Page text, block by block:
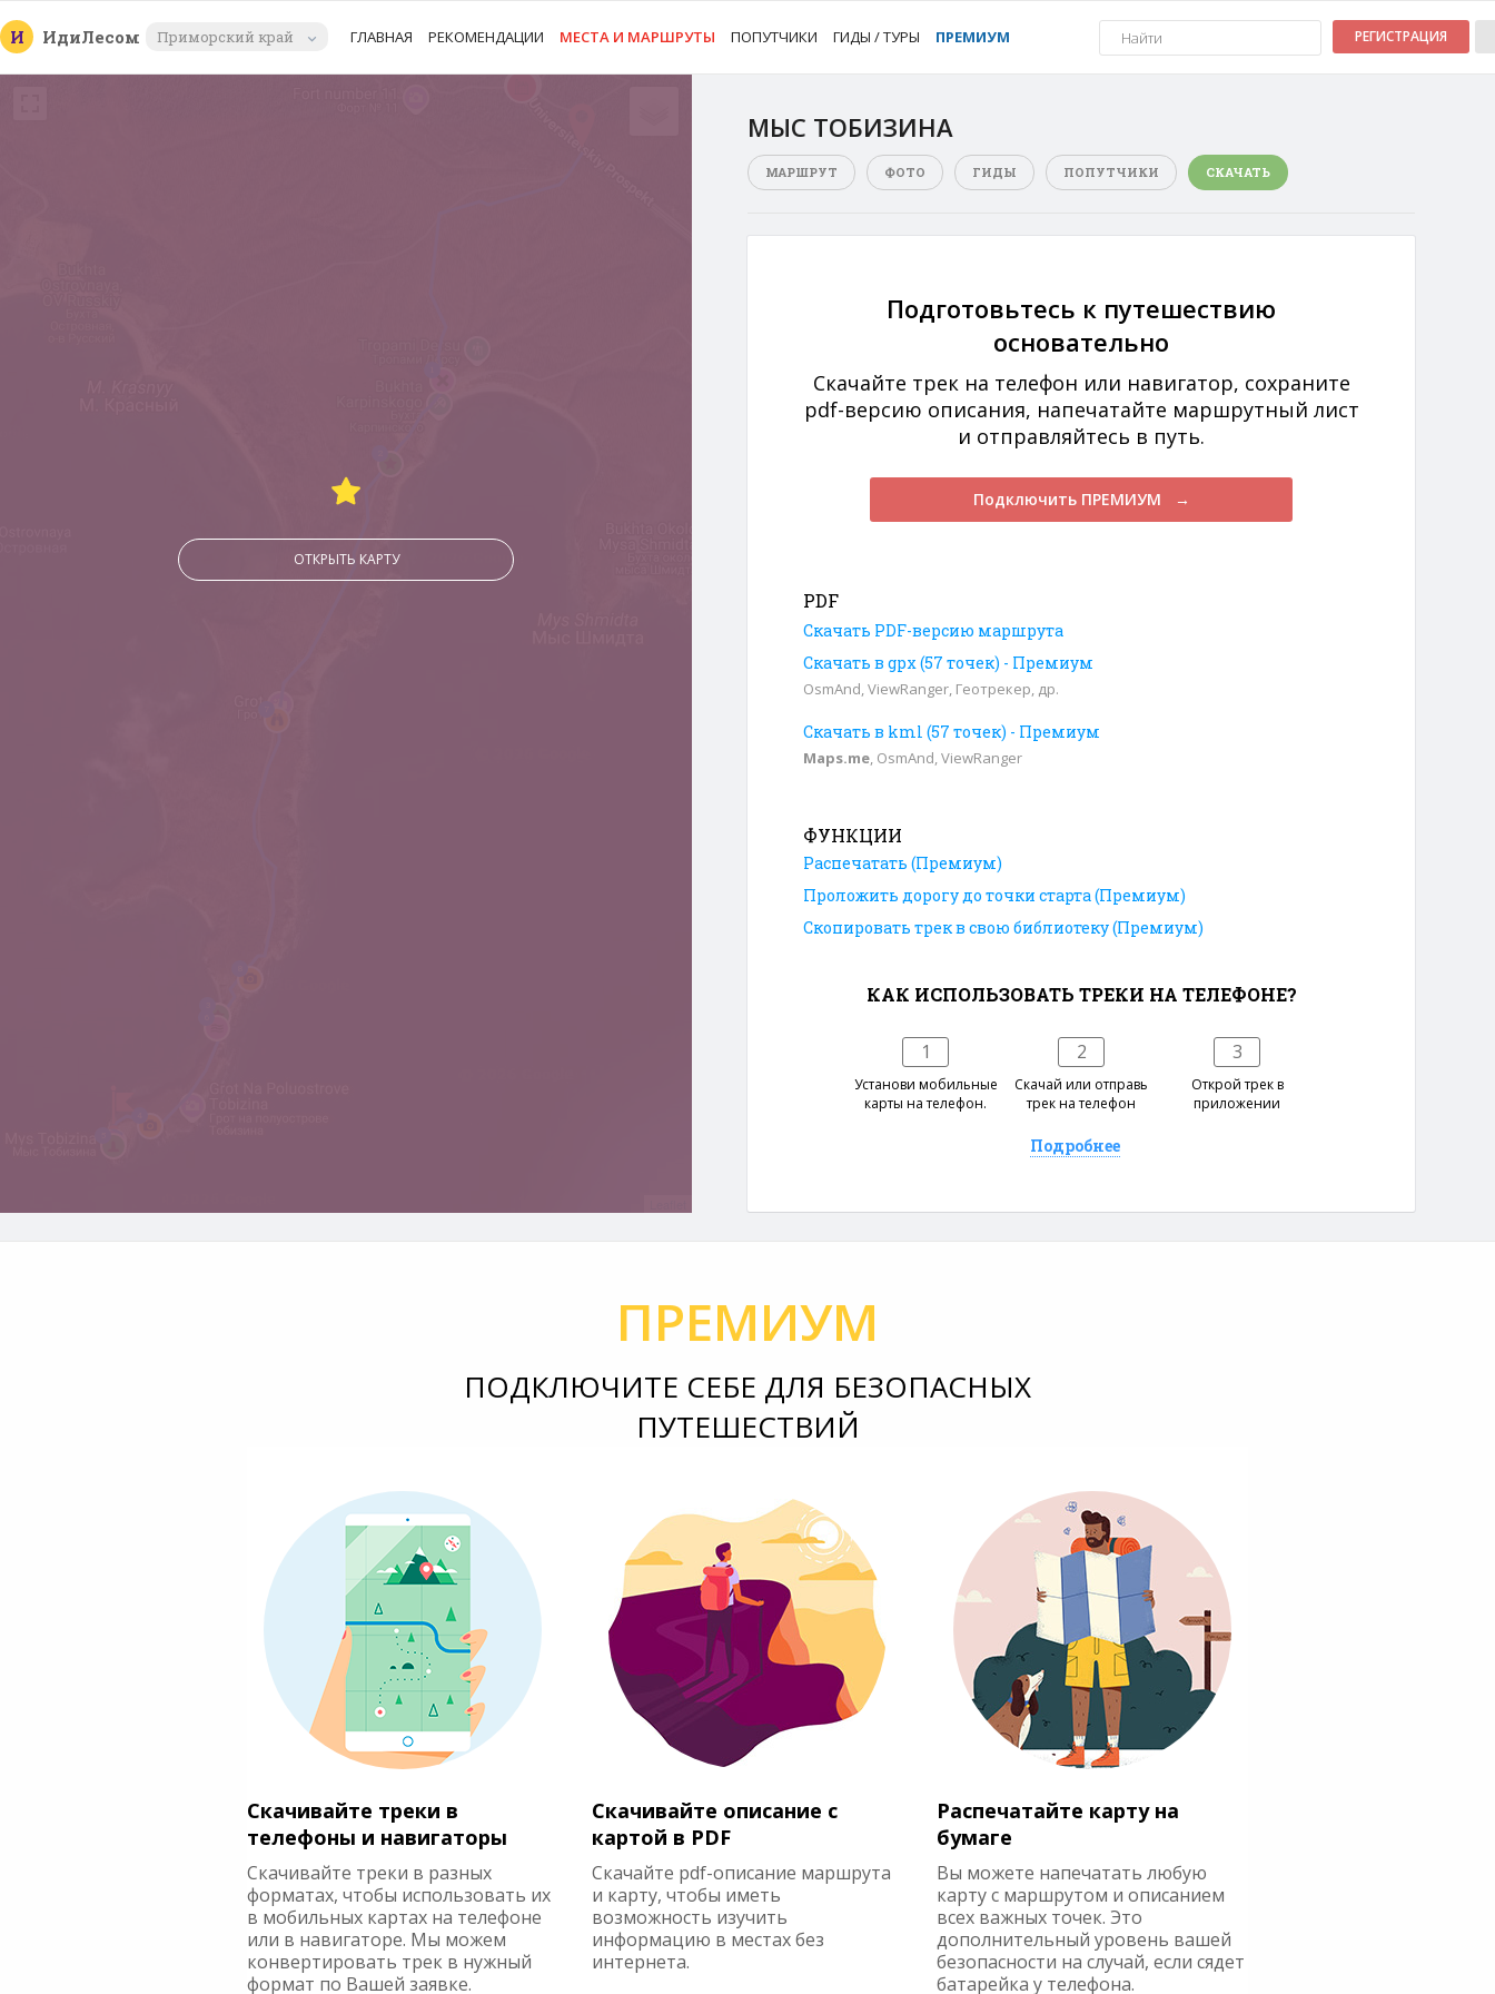
И ИдиЛесом Приморский край ГЛАВНАЯ РЕКОМЕНДАЦИИ МЕСТА И МАРШРУТЫ ПОПУТЧИКИ ГИДЫ / ТУРЫ ПРЕМИУМ РЕГИСТРАЦИЯ
ОТКРЫТЬ КАРТУ
МЫС ТОБИЗИНА
МАРШРУТ ФОТО ГИДЫ ПОПУТЧИКИ СКАЧАТЬ
Подготовьтесь к путешествию
основательно
Скачайте трек на телефон или навигатор, сохраните
pdf-версию описания, напечатайте маршрутный лист
и отправляйтесь в путь.
Подключить ПРЕМИУМ →
PDF
Скачать PDF-версию маршрута
Скачать в gpx (57 точек) - Премиум
OsmAnd, ViewRanger, Геотрекер, др.
Скачать в kml (57 точек) - Премиум
Maps.me, OsmAnd, ViewRanger
ФУНКЦИИ
Распечатать (Премиум)
Проложить дорогу до точки старта (Премиум)
Скопировать трек в свою библиотеку (Премиум)
КАК ИСПОЛЬЗОВАТЬ ТРЕКИ НА ТЕЛЕФОНЕ?
1
Установи мобильные
карты на телефон.
2
Скачай или отправь
трек на телефон
3
Открой трек в
приложении
Подробнее
ПРЕМИУМ
ПОДКЛЮЧИТЕ СЕБЕ ДЛЯ БЕЗОПАСНЫХ
ПУТЕШЕСТВИЙ
Скачивайте треки в
телефоны и навигаторы
Скачивайте треки в разных
форматах, чтобы использовать их
в мобильных картах на телефоне
или в навигаторе. Мы можем
конвертировать трек в нужный
формат по Вашей заявке.
Скачивайте описание с
картой в PDF
Скачайте pdf-описание маршрута
и карту, чтобы иметь
возможность изучить
информацию в местах без
интернета.
Распечатайте карту на
бумаге
Вы можете напечатать любую
карту с маршрутом и описанием
всех важных точек. Это
дополнительный уровень вашей
безопасности на случай, если сядет
батарейка у телефона.